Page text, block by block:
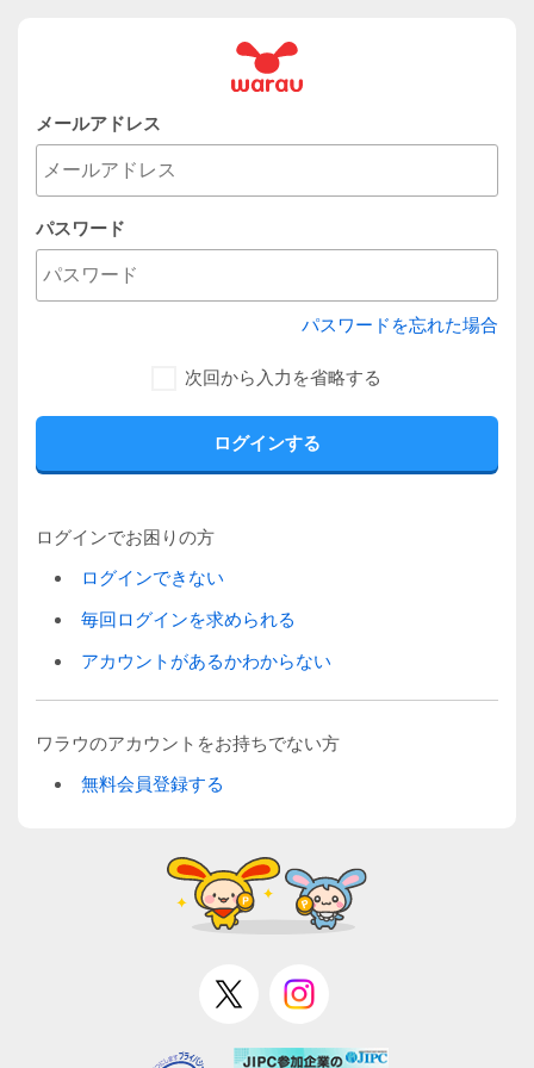
メールアドレス
パスワード
パスワードを忘れた場合
次回から入力を省略する
ログインでお困りの方
ログインできない
毎回ログインを求められる
アカウントがあるかわからない
ワラウのアカウントをお持ちでない方
無料会員登録する